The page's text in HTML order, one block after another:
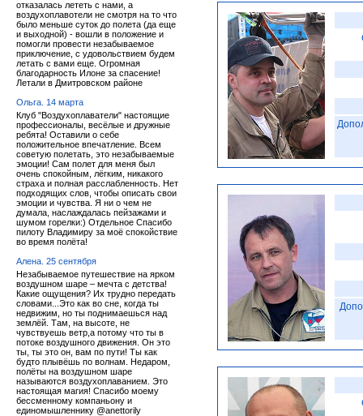
отказалась лететь с нами, а
воздухоплавотели не смотря на то что
было меньше суток до полета (да еще
и выходной) - вошли в положение и
помогли провести незабываемое
приключение, с удовольствием будем
летать с вами еще. Огромная
благодарность Илоне за спасение!
Летали в Дмитровском районе
Ольга. 14 марта
Клуб "Воздухоплаватели" настоящие
профессионалы, весёлые и дружные
ребята! Оставили о себе
положительное впечатление. Всем
советую полетать, это незабываемые
эмоции! Сам полет для меня был
очень спокойным, лёгким, никакого
страха и полная расслабленность. Нет
подходящих слов, чтобы описать свои
эмоции и чувства. Я ни о чем не
думала, наслаждалась пейзажами и
шумом горелки:) Отдельное Спасибо
пилоту Владимиру за моё спокойствие
во время полёта!
Алена. 25 сентября
Незабываемое путешествие на ярком
воздушном шаре – мечта с детства!
Какие ощущения? Их трудно передать
словами...Это как во сне, когда ты
недвижим, но ты поднимаешься над
землёй. Там, на высоте, не
чувствуешь ветр,а потому что ты в
потоке воздушного движения. Он это
ты, ты это он, вам по пути! Ты как
будто плывёшь по волнам. Недаром,
полёты на воздушном шаре
называются воздухоплаванием. Это
настоящая магия! Спасибо моему
бессменному компаньону и
единомышленнику @anettorily